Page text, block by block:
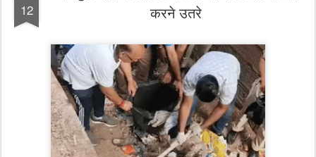
12
करने उतरे